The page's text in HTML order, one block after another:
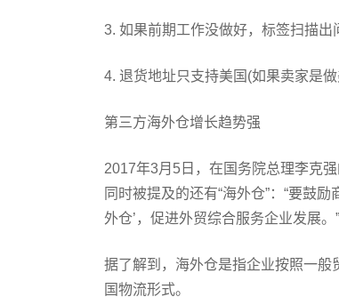
3. 如果前期工作没做好，标签扫描出
4. 退货地址只支持美国(如果卖家是做
第三方海外仓增长趋势强
2017年3月5日，在国务院总理李克
同时被提及的还有“海外仓”：“要鼓
外仓’，促进外贸综合服务企业发展。”
据了解到，海外仓是指企业按照一
国物流形式。